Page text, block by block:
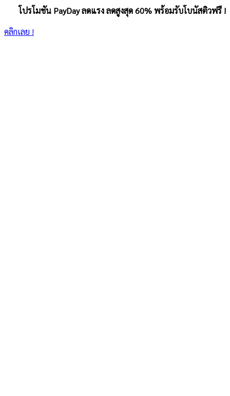
โปรโมชัน PayDay ลดแรง ลดสูงสุด 60% พร้อมรับโบนัสติวฟรี !
คลิกเลย !